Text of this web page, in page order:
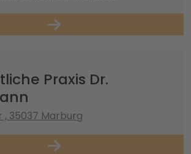
Praxis Dr.
35037 Marburg